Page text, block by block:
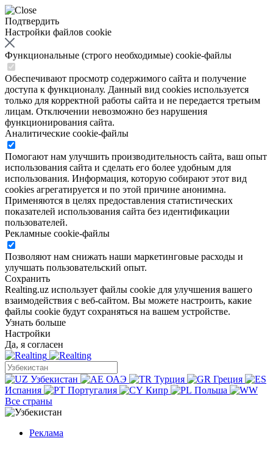
Подтвердить
Настройки файлов cookie
Функциональные (строго необходимые) cookie-файлы
Обеспечивают просмотр содержимого сайта и получение
доступа к функционалу. Данный вид cookies используется
только для корректной работы сайта и не передается третьим
лицам. Отключении невозможно без нарушения
функционирования сайта.
Аналитические cookie-файлы
Помогают нам улучшить производительность сайта, ваш опыт
использования сайта и сделать его более удобным для
использования. Информация, которую собирают этот вид
cookies агрегатируется и по этой причине анонимна.
Применяются в целях предоставления статистических
показателей использования сайта без идентификации
пользователей.
Рекламные cookie-файлы
Позволяют нам снижать наши маркетинговые расходы и
улучшать пользовательский опыт.
Сохранить
Realting.uz использует файлы cookie для улучшения вашего
взаимодействия с веб-сайтом. Вы можете настроить, какие
файлы cookie будут сохраняться на вашем устройстве.
Узнать больше
Настройки
Да, я согласен
Узбекистан ОАЭ Турция
Греция
Испания
Португалия Кипр
Польша
Все страны
Реклама